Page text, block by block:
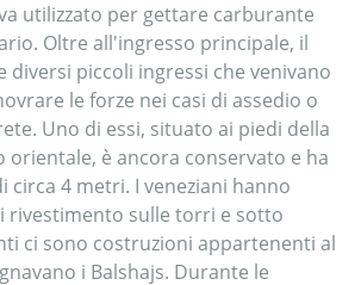
utilizzato per gettare carburante
Oltre all'ingresso principale, il
diversi piccoli ingressi che venivano
le forze nei casi di assedio o
Uno di essi, situato ai piedi della
è ancora conservato e ha
circa 4 metri. I veneziani hanno
rivestimento sulle torri e sotto
ci sono costruzioni appartenenti al
i Balshajs. Durante le